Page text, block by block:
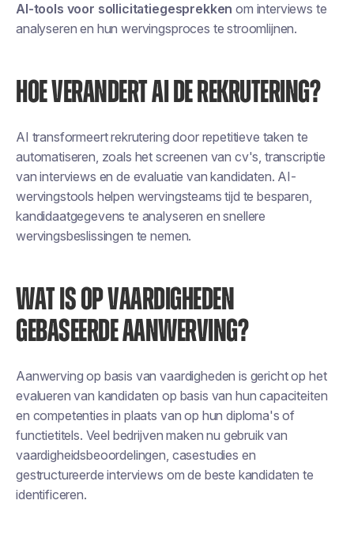
AI-tools voor sollicitatiegesprekken om interviews te
analyseren en hun wervingsproces te stroomlijnen.
HOE VERANDERT AI DE REKRUTERING?
AI transformeert rekrutering door repetitieve taken te
automatiseren, zoals het screenen van cv's, transcriptie
van interviews en de evaluatie van kandidaten. AI-
wervingstools helpen wervingsteams tijd te besparen,
kandidaatgegevens te analyseren en snellere
wervingsbeslissingen te nemen.
WAT IS OP VAARDIGHEDEN
GEBASEERDE AANWERVING?
Aanwerving op basis van vaardigheden is gericht op het
evalueren van kandidaten op basis van hun capaciteiten
en competenties in plaats van op hun diploma's of
functietitels. Veel bedrijven maken nu gebruik van
vaardigheidsbeoordelingen, casestudies en
gestructureerde interviews om de beste kandidaten te
identificeren.